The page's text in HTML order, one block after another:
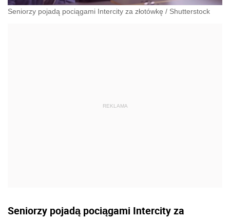
Seniorzy pojadą pociągami Intercity za złotówkę / Shutterstock
Seniorzy pojadą pociągami Intercity za